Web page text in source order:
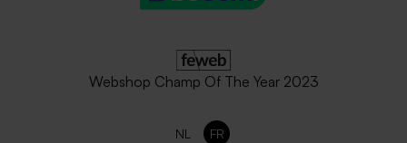
Webshop Champ Of The Year 2023
NL FR